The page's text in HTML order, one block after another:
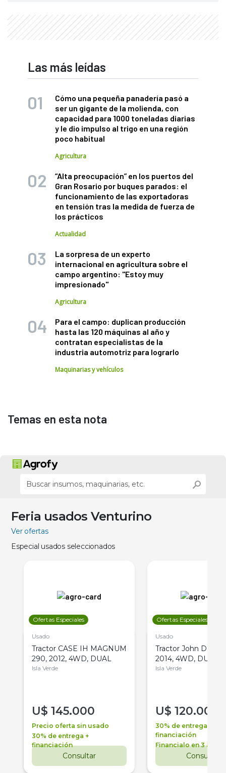
Las más leídas
Cómo una pequeña panadería pasó a
ser un gigante de la molienda, con
capacidad para 1000 toneladas diarias
y le dio impulso al trigo en una región
poco habitual
Agricultura
“Alta preocupación” en los puertos del
Gran Rosario por buques parados: el
funcionamiento de las exportadoras
en tensión tras la medida de fuerza de
los prácticos
Actualidad
La sorpresa de un experto
internacional en agricultura sobre el
campo argentino: "Estoy muy
impresionado"
Agricultura
Para el campo: duplican producción
hasta las 120 máquinas al año y
contratan especialistas de la
industria automotriz para lograrlo
Maquinarias y vehículos
Temas en esta nota
Feria usados Venturino
Ver ofertas
Especial usados seleccionados
Ofertas Especiales
Usado
Tractor CASE IH MAGNUM
290, 2012, 4WD, DUAL
Isla Verde
U$ 145.000
Precio oferta sin usado
30% de entrega +
financiación
Consultar
Ofertas Especiales
Usado
Tractor John Deere
2014, 4WD, DUAL
Isla Verde
U$ 120.000
30% de entrega +
financiación
Financialo en 3 años
Consultar